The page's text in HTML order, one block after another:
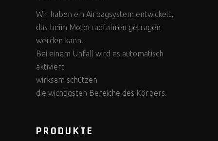
Wir haben ein Airbagsystem entwickelt,
das beim Motorradfahren getragen
werden kann.
Bei einem Unfall wird es automatisch
aktiviert
wirksam schützen
die wichtigsten Bereiche des Körpers.
PRODUKTE